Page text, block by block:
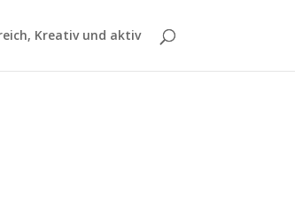
Kreativ und aktiv